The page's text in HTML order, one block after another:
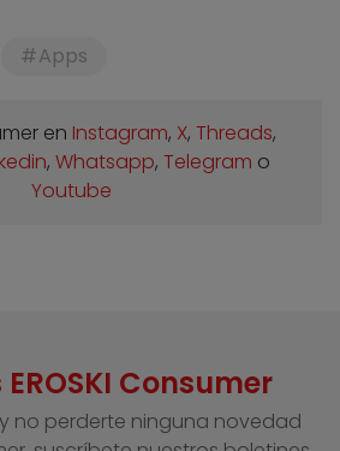
Apps
en Instagram, X, Threads,
, Whatsapp, Telegram o
Youtube
Consumer
no perderte ninguna novedad